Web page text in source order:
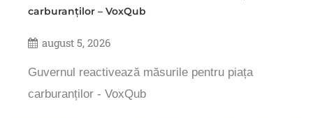
carburanților – VoxQub
august 5, 2026
Guvernul reactivează măsurile pentru piața
carburanților - VoxQub